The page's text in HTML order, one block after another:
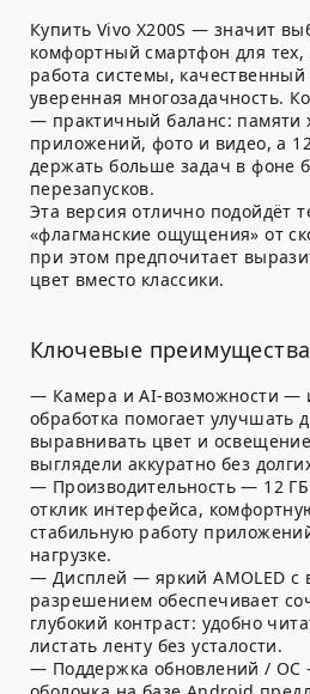
Купить Vivo X200S — значит
комфортный смартфон для
работа системы, качественный
уверенная многозадачность.
— практичный баланс: памяти
приложений, фото и видео, а
держать больше задач в фоне
перезапусков.
Эта версия отлично подойдёт
«флагманские ощущения» от
при этом предпочитает
цвет вместо классики.
Ключевые
— Камера и AI-возможности —
обработка помогает улучшать
выравнивать цвет и
выглядели аккуратно без
— Производительность — 12
отклик интерфейса,
стабильную работу
нагрузке.
— Дисплей — яркий AMOLED с
разрешением обеспечивает
глубокий контраст: удобно
листать ленту без усталости.
— Поддержка обновлений / ОС